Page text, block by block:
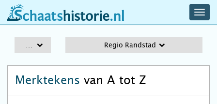
schaatshistorie.nl
Regio Randstad
Merktekens van A tot Z